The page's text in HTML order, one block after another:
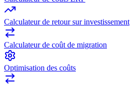
Calculateur de retour sur investissement
Calculateur de coût de migration
Optimisation des coûts